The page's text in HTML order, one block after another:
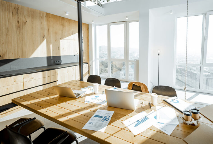
ΠΕΡΙΣΣΟΤΕΡΑ